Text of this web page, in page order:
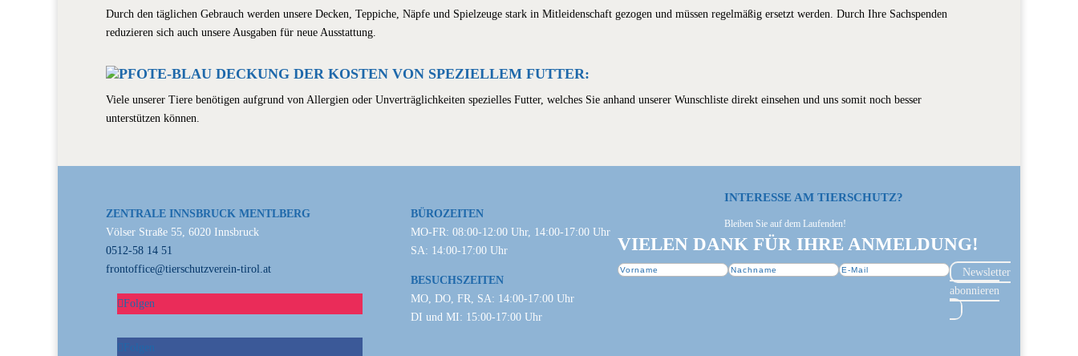
Durch den täglichen Gebrauch werden unsere Decken, Teppiche, Näpfe und Spielzeuge stark in Mitleidenschaft gezogen und müssen regelmäßig ersetzt werden. Durch Ihre Sachspenden
reduzieren sich auch unsere Ausgaben für neue Ausstattung.
DECKUNG DER KOSTEN VON SPEZIELLEM FUTTER:
Viele unserer Tiere benötigen aufgrund von Allergien oder Unverträglichkeiten spezielles Futter, welches Sie anhand unserer Wunschliste direkt einsehen und uns somit noch besser
unterstützen können.
ZENTRALE INNSBRUCK MENTLBERG
Völser Straße 55, 6020 Innsbruck
0512-58 14 51
frontoffice@tierschutzverein-tirol.at
Folgen
Folgen
BÜROZEITEN
MO-FR: 08:00-12:00 Uhr, 14:00-17:00 Uhr
SA: 14:00-17:00 Uhr
BESUCHSZEITEN
MO, DO, FR, SA: 14:00-17:00 Uhr
DI und MI: 15:00-17:00 Uhr
INTERESSE AM TIERSCHUTZ?
Bleiben Sie auf dem Laufenden!
VIELEN DANK FÜR IHRE ANMELDUNG!
Newsletter
abonnieren